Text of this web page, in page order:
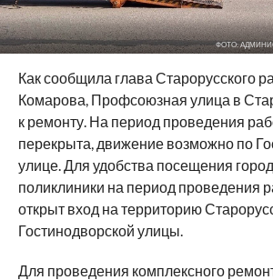
ФОТО:
Как сообщила глава Старорусского
Комарова, Профсоюзная улица в
к ремонту. На период проведения
перекрыта, движение возможно по
улице. Для удобства посещения
поликлиники на период проведения
открыт вход на территорию
Гостинодворской улицы.
Для проведения комплексного